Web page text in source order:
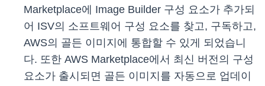
Marketplace에 Image Builder 구성 요소가 추가되
어 ISV의 소프트웨어 구성 요소를 찾고, 구독하고,
AWS의 골든 이미지에 통합할 수 있게 되었습니
다. 또한 AWS Marketplace에서 최신 버전의 구성
요소가 출시되면 골든 이미지를 자동으로 업데이